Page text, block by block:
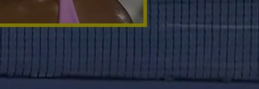
My, nasi Zaufani Partnerzy i Agora S.A. możemy przetwarzać dane
Użycie dokładnych danych geolokalizacyjnych. Aktywne